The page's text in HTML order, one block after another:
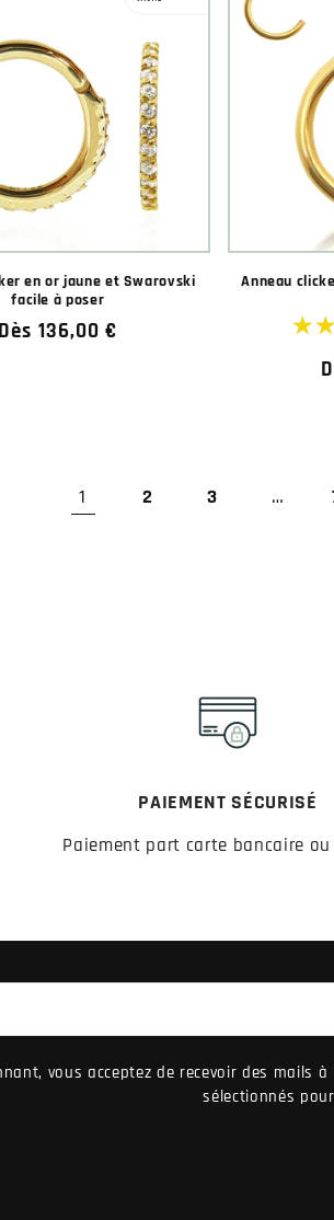
en or jaune et Swarovski
facile à poser
Prix
Dès 136,00 €
Anneau
1 2 3 …
PAIEMENT SÉCURISÉ
Paiement part carte bancaire ou
vous acceptez de recevoir des mails
sélectionnés